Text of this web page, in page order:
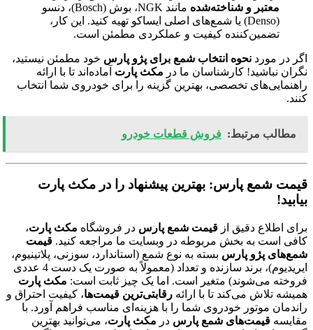
معتبر و شناخته‌شده
مانند NGK، بوش (Bosch)، دنسو
(Denso) یا شمع‌های اصلی ایساکو تهیه کنید. این کار،
تضمین‌کننده کیفیت و عملکردی مطمئن است.
اگر در مورد نحوه انتخاب شمع برای پژو پارس خود مطمئن نیستید،
نگران نباشید! کارشناسان ما در مکث پارت آماده‌اند تا با ارائه
راهنمایی‌های تخصصی، بهترین گزینه را برای خودروی شما انتخاب
کنند.
مطالب مرتبط: فروش قطعات خودرو
قیمت شمع پارس: بهترین پیشنهاد را در مکث پارت
بیابید!
برای اطلاع دقیق از قیمت شمع پارس در فروشگاه مکث پارت،
کافی است به بخش مربوطه در وبسایت ما مراجعه کنید. قیمت
شمع‌های پژو پارس بسته به نوع شمع (استاندارد، سوزنی، پلاتینیوم،
ایریدیوم)، برند سازنده و تعداد (معمولاً به صورت یک دست 4 عددی
فروخته می‌شوند) متغیر است. اما یک چیز ثابت است: مکث پارت
همیشه تلاش می‌کند تا با ارائه رقابتی‌ترین قیمت‌ها، کیفیت احتراق و
راندمان موتور خودروی شما را با هزینه‌ای مناسب فراهم آورد. با
مقایسه قیمت‌های شمع پارس در مکث پارت، می‌توانید بهترین